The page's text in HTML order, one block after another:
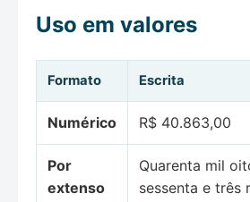
Uso em valores
Formato Escrita
Numérico R$ 40.863,00
Por
extenso
Quarenta mil
sessenta e três